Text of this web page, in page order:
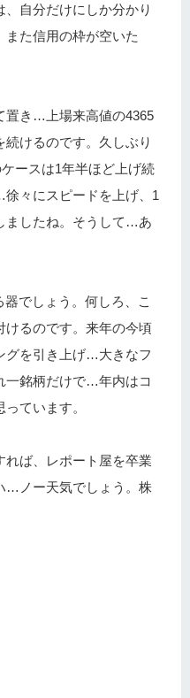
自分だけにしか分かり
た信用の枠が空いた
置き…上場来高値の4365
けるのです。久しぶり
ースは1年半ほど上げ続
々にスピードを上げ、1
ましたね。そうして…あ
でしょう。何しろ、こ
けるのです。来年の今頃
グを引き上げ…大きなフ
一銘柄だけで…年内はコ
ています。
ば、レポート屋を卒業
…ノー天気でしょう。株